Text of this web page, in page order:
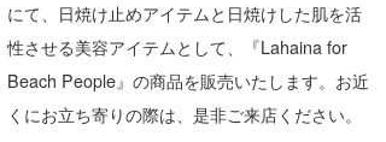
にて、日焼け止めアイテムと日焼けした肌を活
性させる美容アイテムとして、『Lahaina for
Beach People』の商品を販売いたします。お近
くにお立ち寄りの際は、是非ご来店ください。